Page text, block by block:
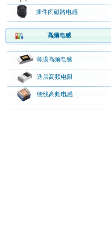
插件闭磁路电感
高频电感
薄膜高频电感
迭层高频电阻
绕线高频电感